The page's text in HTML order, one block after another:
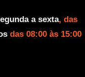
a sexta, das
das 08:00 às 15:00